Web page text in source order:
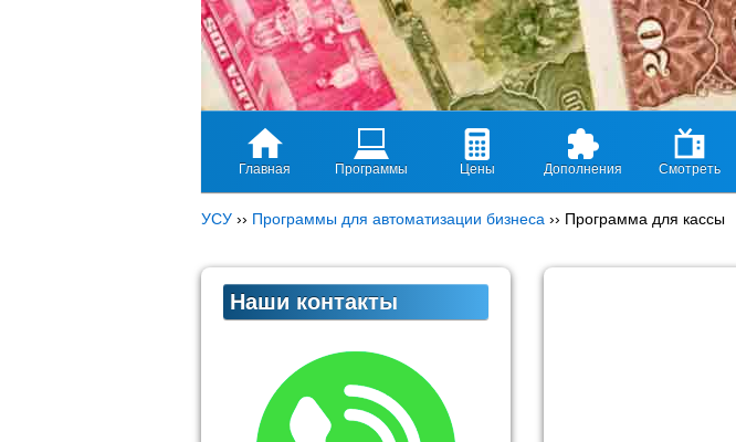
Главная Программы Цены Дополнения Смотреть
УСУ ›› Программы для автоматизации бизнеса ›› Программа для кассы
Наши контакты